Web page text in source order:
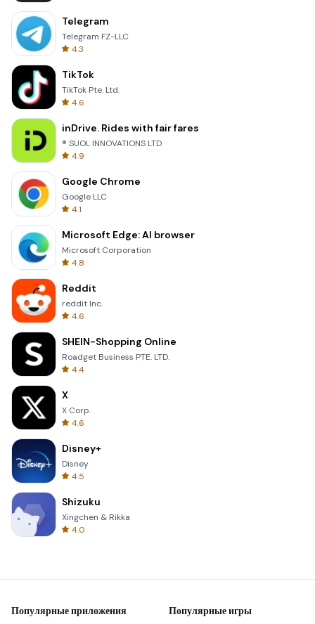
Telegram
Telegram FZ-LLC
4.3
TikTok
TikTok Pte. Ltd.
4.6
inDrive. Rides with fair fares
® SUOL INNOVATIONS LTD
4.9
Google Chrome
Google LLC
4.1
Microsoft Edge: AI browser
Microsoft Corporation
4.8
Reddit
reddit Inc.
4.6
SHEIN-Shopping Online
Roadget Business PTE. LTD.
4.4
X
X Corp.
4.6
Disney+
Disney
4.5
Shizuku
Xingchen & Rikka
4.0
Популярные приложения Популярные игры